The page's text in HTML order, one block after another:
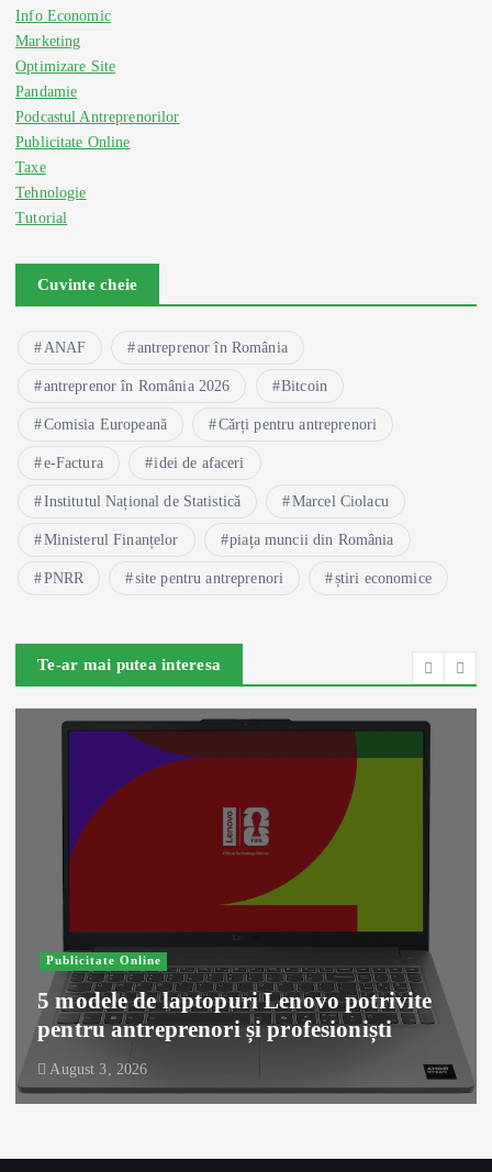
Info Economic
Marketing
Optimizare Site
Pandamie
Podcastul Antreprenorilor
Publicitate Online
Taxe
Tehnologie
Tutorial
Cuvinte cheie
ANAF antreprenor în România
antreprenor în România 2026 Bitcoin
Comisia Europeană Cărți pentru antreprenori
e-Factura idei de afaceri
Institutul Național de Statistică Marcel Ciolacu
Ministerul Finanțelor piața muncii din România
PNRR site pentru antreprenori știri economice
Te-ar mai putea interesa
Publicitate Online
5 modele de laptopuri Lenovo potrivite
pentru antreprenori și profesioniști
August 3, 2026